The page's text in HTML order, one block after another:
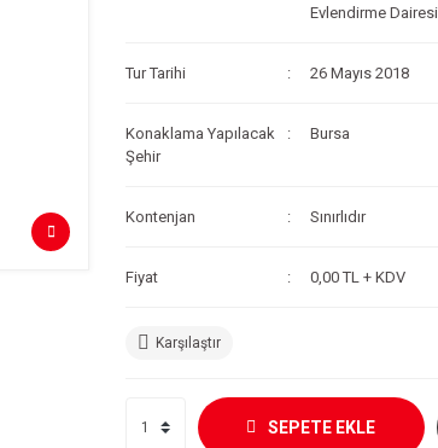
Evlendirme
Tur Tarihi 26 Mayıs 2018
Konaklama Yapılacak
Şehir
Bursa
Kontenjan Sınırlıdır
Fiyat 0,00 TL + KDV
Karşılaştır
SEPETE EKLE